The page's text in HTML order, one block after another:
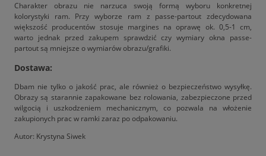
Charakter obrazu nie narzuca swoją formą wyboru konkretnej
kolorystyki ram. Przy wyborze ram z passe-partout zdecydowana
większość producentów stosuje margines na oprawę ok. 0,5-1 cm,
warto jednak przed zakupem sprawdzić czy wymiary okna passe-
partout są mniejsze o wymiarów obrazu/grafiki.
Dostawa:
Dbam nie tylko o jakość prac, ale również o bezpieczeństwo wysyłkę.
Obrazy są starannie zapakowane bez rolowania, zabezpieczone przed
wilgocią i uszkodzeniem mechanicznym, co pozwala na włożenie
zakupionych prac w ramki zaraz po odpakowaniu.
Autor: Krystyna Siwek